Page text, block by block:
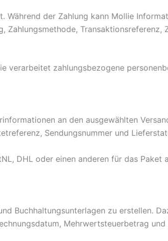
der Zahlung kann Mollie
Transaktionsreferenz,
verarbeitet zahlungsbezogene
an den ausgewählten
Sendungsnummer und
DHL oder einen anderen für das Paket
Buchhaltungsunterlagen zu erstellen.
Mehrwertsteuerbetrag